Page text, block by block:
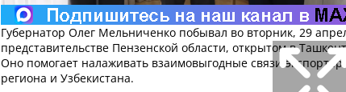
Губернатор Олег Мельниченко побывал во вторник, 29
представительстве Пензенской области, открытом в
Оно помогает налаживать взаимовыгодные связи
региона и Узбекистана.